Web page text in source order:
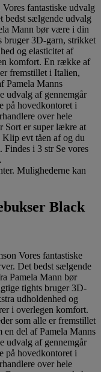
Mulighederne kan
Black